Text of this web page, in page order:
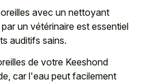
avec un nettoyant
un vétérinaire est essentiel
auditifs sains.
de votre Keeshond
car l'eau peut facilement